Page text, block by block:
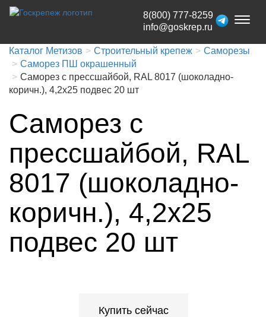
Toggle
8(800) 777-8259
info@goskrep.ru
Каталог Метизов Строительный крепеж
Саморезы
Саморез ПШ окрашенный
Саморез с прессшайбой, RAL 8017 (шоколадно-
коричн.), 4,2х25 подвес 20 шт
Саморез с
прессшайбой, RAL
8017 (шоколадно-
коричн.), 4,2х25
подвес 20 шт
Купить сейчас